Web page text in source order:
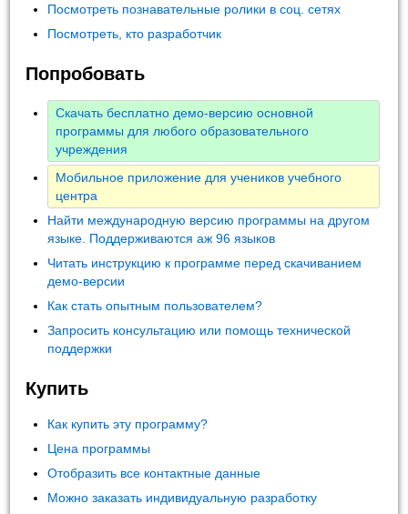
Посмотреть познавательные ролики в соц. сетях
Посмотреть, кто разработчик
Попробовать
Скачать бесплатно демо-версию основной
программы для любого образовательного
учреждения
Мобильное приложение для учеников учебного
центра
Найти международную версию программы на другом
языке. Поддерживаются аж 96 языков
Читать инструкцию к программе перед скачиванием
демо-версии
Как стать опытным пользователем?
Запросить консультацию или помощь технической
поддержки
Купить
Как купить эту программу?
Цена программы
Отобразить все контактные данные
Можно заказать индивидуальную разработку